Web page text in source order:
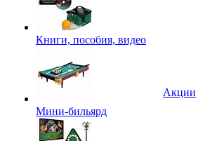
Книги, пособия, видео
Мини-бильярд
Акции